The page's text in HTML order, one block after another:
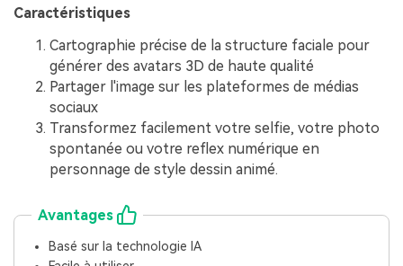
Caractéristiques
Cartographie précise de la structure faciale pour
générer des avatars 3D de haute qualité
Partager l'image sur les plateformes de médias
sociaux
Transformez facilement votre selfie, votre photo
spontanée ou votre reflex numérique en
personnage de style dessin animé.
Avantages
Basé sur la technologie IA